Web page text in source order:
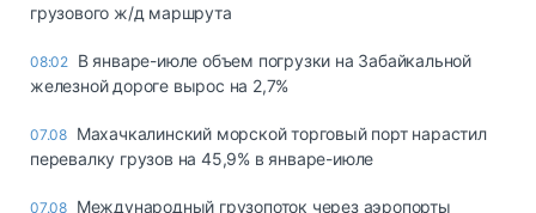
грузового ж/д маршрута
08:02 В январе-июле объем погрузки на Забайкальной
железной дороге вырос на 2,7%
07.08 Махачкалинский морской торговый порт нарастил
перевалку грузов на 45,9% в январе-июле
07.08 Международный грузопоток через аэропорты